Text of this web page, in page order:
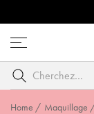
Ouvrez
le
menu
Cherchez
par
mot
Home / Maquillage